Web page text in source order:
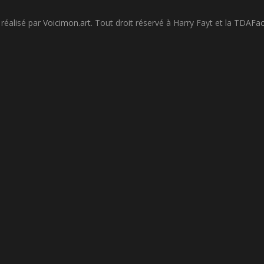
par Voicimon.art. Tout droit réservé à Harry Fayt et la